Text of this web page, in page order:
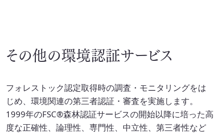
その他の環境認証サービス
フォレストック認定取得時の調査・モニタリングをは
じめ、環境関連の第三者認証・審査を実施します。
1999年のFSC®森林認証サービスの開始以降に培った高
度な正確性、論理性、専門性、中立性、第三者性など